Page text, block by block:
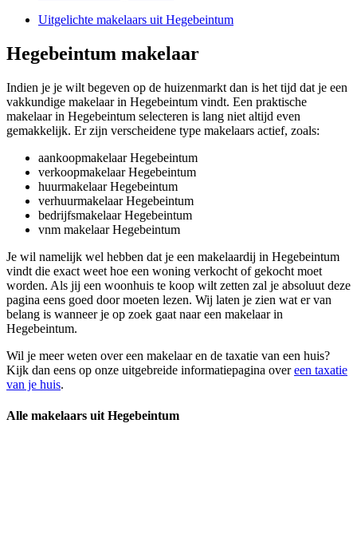
Uitgelichte makelaars uit Hegebeintum
Hegebeintum makelaar
Indien je je wilt begeven op de huizenmarkt dan is het tijd dat je een
vakkundige makelaar in Hegebeintum vindt. Een praktische
makelaar in Hegebeintum selecteren is lang niet altijd even
gemakkelijk. Er zijn verscheidene type makelaars actief, zoals:
aankoopmakelaar Hegebeintum
verkoopmakelaar Hegebeintum
huurmakelaar Hegebeintum
verhuurmakelaar Hegebeintum
bedrijfsmakelaar Hegebeintum
vnm makelaar Hegebeintum
Je wil namelijk wel hebben dat je een makelaardij in Hegebeintum
vindt die exact weet hoe een woning verkocht of gekocht moet
worden. Als jij een woonhuis te koop wilt zetten zal je absoluut deze
pagina eens goed door moeten lezen. Wij laten je zien wat er van
belang is wanneer je op zoek gaat naar een makelaar in
Hegebeintum.
Wil je meer weten over een makelaar en de taxatie van een huis?
Kijk dan eens op onze uitgebreide informatiepagina overeen taxatie
van je huis.
Alle makelaars uit Hegebeintum